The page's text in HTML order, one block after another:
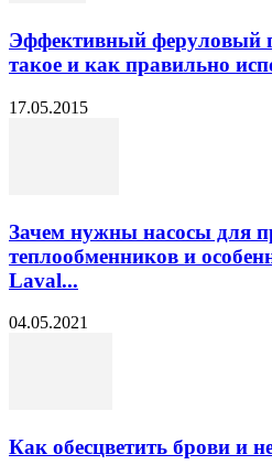
Эффективный феруловый
такое и как правильно
17.05.2015
Зачем нужны насосы для
теплообменников и
Laval...
04.05.2021
Как обесцветить брови и